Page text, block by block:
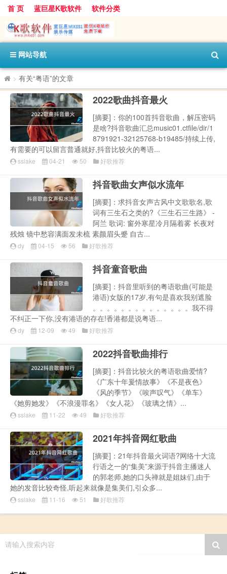
首 页 蓝巨星K歌软件 软件分类
网站导航
> 有关“粤语”的文章
2022歌曲抖音最火
[摘要]：你的100首抖音歌曲，解压密码
是啥?抖音歌曲汇总music01.ctfile/dir/1
8791921-32125768-b19485/持续上传,
有需要的可以留言普通就好,抖音比较火的粤语...
sslake 04-21 50 好歌推荐
抖音歌曲女声似水流年
[摘要]：求抖音女声古风中文歌歌名,歌
词有三生石之类的?《三生石三生路》 -
阿兰 歌词: 窗外寒星冷月隔着雾 长夜对
残烛 镜中愁容满面发未梳 素颜眉头蹙 自古...
dy 04-15 56 好歌推荐
抖音童音歌曲
[摘要]：抖音里听到的粤语歌曲(可能是
港语)女版的17岁,有句是喜欢我别遮脸
。。。。。。。。。。。。。。我不得
不纠正一下你,没有港语的存在!香港都是说粤语...
dy 12-09 49 好歌推荐
2022抖音歌曲排行
[摘要]：抖音比较火的粤语歌曲爱情?
《广东十年爰情故事》《不是夜色》
《风的季节》《唉声叹气》《单车》
《她剪她发》《不浪漫罪名》《女人花》《玻璃之情》...
sslake 11-22 49 好歌推荐
2021年抖音网红歌曲
[摘要]：21年抖音最火词语?网络十大流
行语之一的“集美”来源于抖音主播迷人
的郭老师,她的口头禅就是姐妹们,由于
她的发音比较奇怪,听起来就像是集美们,引众多...
sslake 11-16 51 好歌推荐
请输入搜索内容